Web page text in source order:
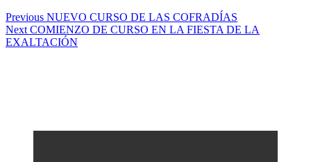
Navegación
de
Previous Previous
post:
NUEVO CURSO DE LAS COFRADÍAS
Next Next
post:
COMIENZO DE CURSO EN LA FIESTA DE LA
EXALTACIÓN